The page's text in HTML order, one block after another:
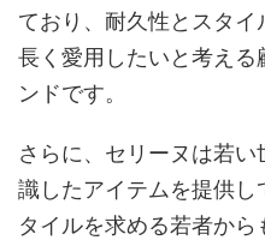
ており、耐久性とスタイ
長く愛用したいと考える
ンドです。
さらに、セリーヌは若
識したアイテムを提供
タイルを求める若者から